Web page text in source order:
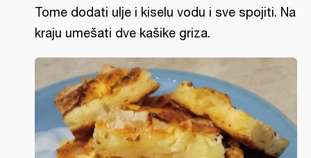
Tome dodati ulje i kiselu vodu i sve spojiti. Na
kraju umešati dve kašike griza.